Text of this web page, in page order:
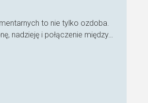
to nie tylko ozdoba.
nadzieję i połączenie między…